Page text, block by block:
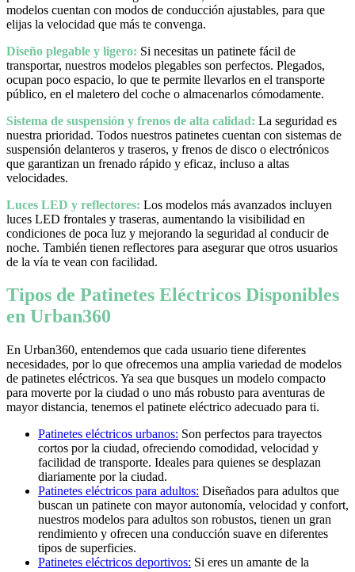
modelos cuentan con modos de conducción ajustables, para que
elijas la velocidad que más te convenga.
Diseño plegable y ligero: Si necesitas un patinete fácil de
transportar, nuestros modelos plegables son perfectos. Plegados,
ocupan poco espacio, lo que te permite llevarlos en el transporte
público, en el maletero del coche o almacenarlos cómodamente.
Sistema de suspensión y frenos de alta calidad: La seguridad es
nuestra prioridad. Todos nuestros patinetes cuentan con sistemas de
suspensión delanteros y traseros, y frenos de disco o electrónicos
que garantizan un frenado rápido y eficaz, incluso a altas
velocidades.
Luces LED y reflectores: Los modelos más avanzados incluyen
luces LED frontales y traseras, aumentando la visibilidad en
condiciones de poca luz y mejorando la seguridad al conducir de
noche. También tienen reflectores para asegurar que otros usuarios
de la vía te vean con facilidad.
Tipos de Patinetes Eléctricos Disponibles
en Urban360
En Urban360, entendemos que cada usuario tiene diferentes
necesidades, por lo que ofrecemos una amplia variedad de modelos
de patinetes eléctricos. Ya sea que busques un modelo compacto
para moverte por la ciudad o uno más robusto para aventuras de
mayor distancia, tenemos el patinete eléctrico adecuado para ti.
Patinetes eléctricos urbanos: Son perfectos para trayectos
cortos por la ciudad, ofreciendo comodidad, velocidad y
facilidad de transporte. Ideales para quienes se desplazan
diariamente por la ciudad.
Patinetes eléctricos para adultos: Diseñados para adultos que
buscan un patinete con mayor autonomía, velocidad y confort,
nuestros modelos para adultos son robustos, tienen un gran
rendimiento y ofrecen una conducción suave en diferentes
tipos de superficies.
Patinetes eléctricos deportivos: Si eres un amante de la